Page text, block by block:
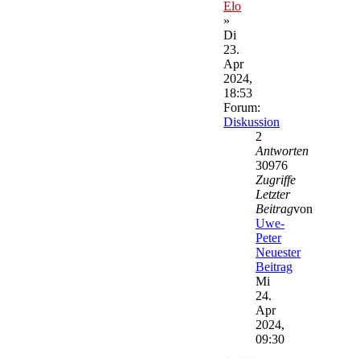
Elo
»
Di
23.
Apr
2024,
18:53
Forum:
Diskussion
2
Antworten
30976
Zugriffe
Letzter
Beitragvon
Uwe-
Peter
Neuester
Beitrag
Mi
24.
Apr
2024,
09:30